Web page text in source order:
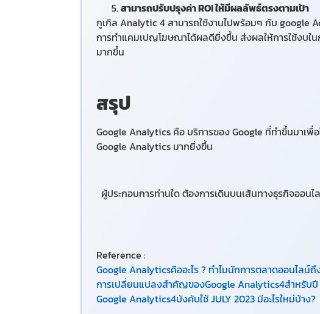
สามารถปรับปรุงค่า ROI ให้มีผลลัพธ์ตรงตามเป้า
กูเกิล Analytic 4 สามารถใช้งานไปพร้อมๆ กับ google
การทำแคมเปญโฆษณาได้ผลดียิ่งขึ้น ส่งผลให้การใช้งบ
มากขึ้น
สรุป
Google Analytics คือ บริการของ Google ที่ทำขึ้นมาเ
Google Analytics มากยิ่งขึ้น
ผู้ประกอบการท่านใด ต้องการเดินบนเส้นทางธุรกิจออนไ
Reference :
Google Analyticsคืออะไร ? ทำไมนักการตลาดออนไลน์ถึ
การเปลี่ยนแปลงสำคัญของGoogle Analytics4สำหรับปี
Google Analytics4บังคับใช้ JULY 2023 มีอะไรใหม่บ้าง?